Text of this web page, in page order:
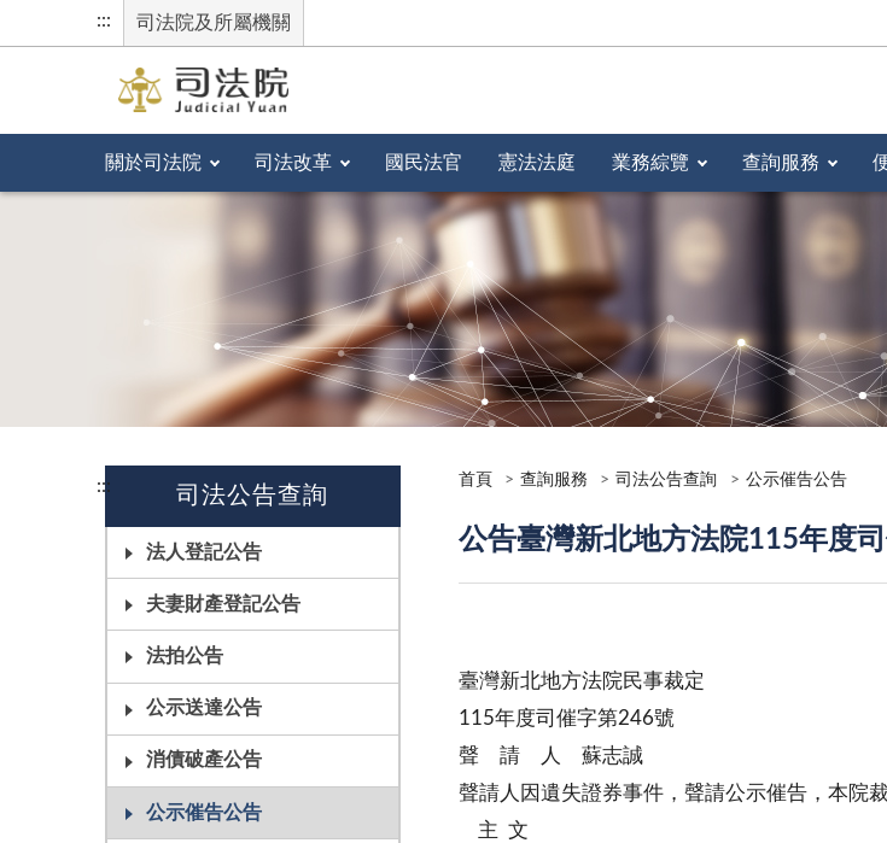
::: 司法院及所屬機關
關於司法院 司法改革 國民法官 憲法法庭 業務綜覽 查詢服務
::: 司法公告查詢
法人登記公告
夫妻財產登記公告
法拍公告
公示送達公告
消債破產公告
公示催告公告
首頁 查詢服務 司法公告查詢 公示催告公告
公告臺灣新北地方法院115年度
臺灣新北地方法院民事裁定
115年度司催字第246號
聲 請 人 蘇志誠
聲請人因遺失證券事件，聲請公示催告，本院
主 文